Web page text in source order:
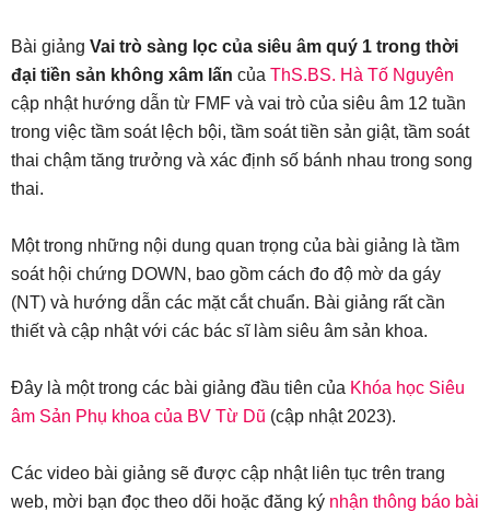
Bài giảng Vai trò sàng lọc của siêu âm quý 1 trong thời
đại tiền sản không xâm lấn của ThS.BS. Hà Tố Nguyên
cập nhật hướng dẫn từ FMF và vai trò của siêu âm 12 tuần
trong việc tầm soát lệch bội, tầm soát tiền sản giật, tầm soát
thai chậm tăng trưởng và xác định số bánh nhau trong song
thai.
Một trong những nội dung quan trọng của bài giảng là tầm
soát hội chứng DOWN, bao gồm cách đo độ mờ da gáy
(NT) và hướng dẫn các mặt cắt chuẩn. Bài giảng rất cần
thiết và cập nhật với các bác sĩ làm siêu âm sản khoa.
Đây là một trong các bài giảng đầu tiên của Khóa học Siêu
âm Sản Phụ khoa của BV Từ Dũ (cập nhật 2023).
Các video bài giảng sẽ được cập nhật liên tục trên trang
web, mời bạn đọc theo dõi hoặc đăng ký nhận thông báo bài